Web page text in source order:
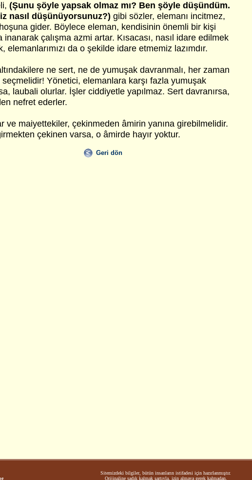
(Şunu şöyle yapsak olmaz mı? Ben şöyle düşündüm.
nasıl düşünüyorsunuz?) gibi sözler, elemanı incitmez,
gider. Böylece eleman, kendisinin önemli bir kişi
inanarak çalışma azmi artar. Kısacası, nasıl idare edilmek
elemanlarımızı da o şekilde idare etmemiz lazımdır.
ne sert, ne de yumuşak davranmalı, her zaman
Yönetici, elemanlara karşı fazla yumuşak
laubali olurlar. İşler ciddiyetle yapılmaz. Sert davranırsa,
nefret ederler.
ve maiyettekiler, çekinmeden âmirin yanına girebilmelidir.
çekinen varsa, o âmirde hayır yoktur.
Geri dön
Sitemizdeki bilgiler, bütün insanların istifadesi için hazırlanmıştır.
Orijinaline sadık kalmak şartıyla, izin almaya gerek kalmadan,